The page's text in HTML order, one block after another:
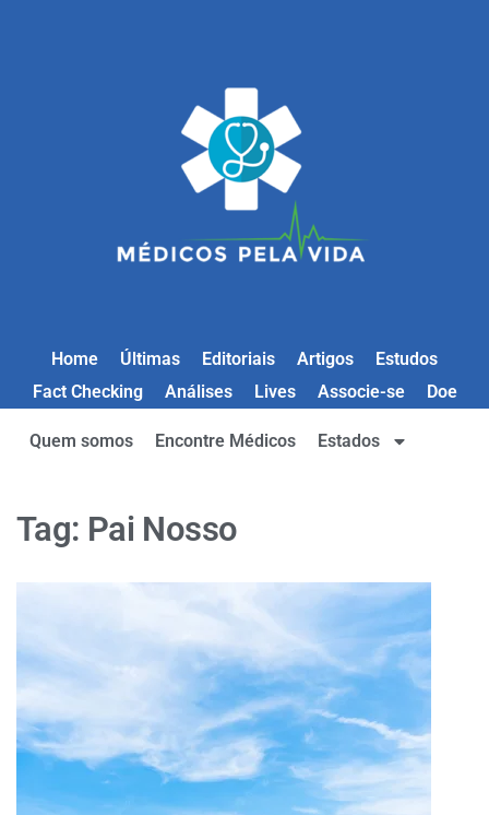
Home Últimas Editoriais Artigos
Estudos
Fact Checking
Análises Lives Associe-se Doe
Quem somos Encontre Médicos Estados
Tag: Pai Nosso